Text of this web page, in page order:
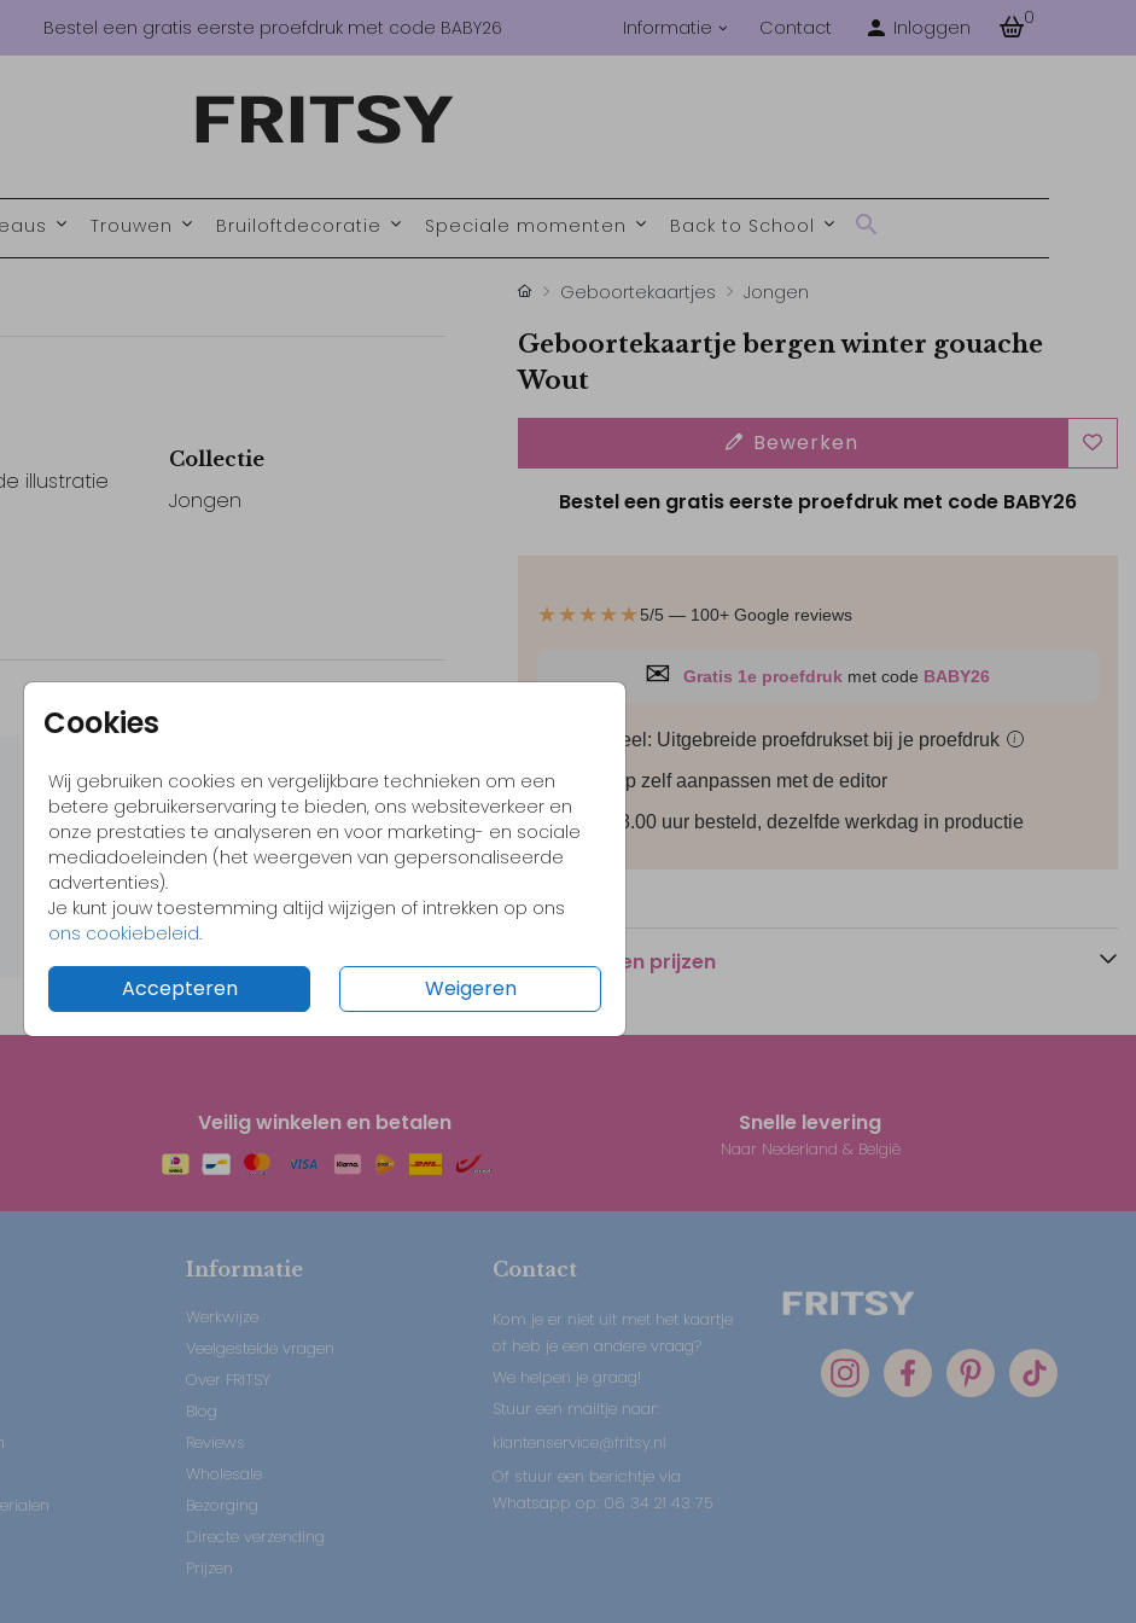
Bestel een gratis eerste proefdruk met code BABY26 Informatie Contact Inloggen 0
Trouwen Bruiloftdecoratie Speciale momenten Back to School
Cookies
Wij gebruiken cookies en vergelijkbare technieken om een
betere gebruikerservaring te bieden, ons websiteverkeer en
onze prestaties te analyseren en voor marketing- en sociale
mediadoeleinden (het weergeven van gepersonaliseerde
advertenties).
Je kunt jouw toestemming altijd wijzigen of intrekken op ons
ons cookiebeleid.
Accepteren Weigeren
illustratie
Collectie
Jongen
Geboortekaartjes Jongen
Geboortekaartje bergen winter gouache
Wout
Bewerken
Bestel een gratis eerste proefdruk met code BABY26
★★★★★5/5 — 100+ Google reviews
✉ Gratis 1e proefdruk met code BABY26
Optioneel: Uitgebreide proefdrukset bij je proefdruk i
✓
Ontwerp zelf aanpassen met de editor
✓
Voor 18.00 uur besteld, dezelfde werkdag in productie
Formaten en prijzen
Veilig winkelen en betalen Snelle levering
Naar Nederland & België
Informatie
Werkwijze
Veelgestelde vragen
Over FRITSY
Blog
Reviews
Wholesale
Bezorging
Directe verzending
Prijzen
Contact
Kom je er niet uit met het kaartje
of heb je een andere vraag?
We helpen je graag!
Stuur een mailtje naar:
klantenservice@fritsy.nl
Of stuur een berichtje via
Whatsapp op: 06 34 21 43 75